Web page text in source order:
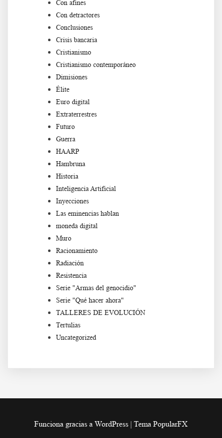
Con afines
Con detractores
Conclusiones
Crisis bancaria
Cristianismo
Cristianismo contemporáneo
Dimisiones
Élite
Euro digital
Extraterrestres
Futuro
Guerra
HAARP
Hambruna
Historia
Inteligencia Artificial
Inyecciones
Las eminencias hablan
moneda digital
Muro
Racionamiento
Radiación
Resistencia
Serie "Armas del genocidio"
Serie "Qué hacer ahora"
TALLERES DE EVOLUCIÓN
Tertulias
Uncategorized
Funciona gracias a WordPress | Tema PopularFX